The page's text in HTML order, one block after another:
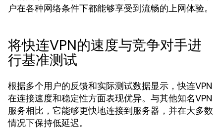
户在各种网络条件下都能够享受到流畅的上网体验。
将快连VPN的速度与竞争对手进
行基准测试
根据多个用户的反馈和实际测试数据显示，快连VPN
在连接速度和稳定性方面表现优异。与其他知名VPN
服务相比，它能够更快地连接到服务器，并在大多数
情况下保持低延迟。